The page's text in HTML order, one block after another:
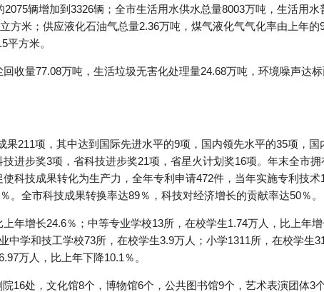
辆增加到3326辆；全市生活用水供水总量8003万吨，生活用水
方米；供应液化石油气总量2.36万吨，煤气液化气气化率由上年的
方米。
收量77.08万吨，生活垃圾无害化处理量24.68万吨，环境噪声达
211项，其中达到国际先进水平的9项，国内领先水平的35项，国
进步奖3项，省科技进步奖21项，省星火计划奖16项。年末全市拥
科技成果转化为生产力，全年专利申请472件，当年实施专利技术
全市科技成果转换率达89％，科技对经济增长的贡献率达50％。
年增长24.6％；中等专业学校13所，在校学生1.74万人，比上年增
学和技工学校73所，在校学生3.9万人；小学1311所，在校学生
万人，比上年下降10.1％。
16处，文化馆8个，博物馆6个，公共图书馆9个，艺术表演团体3